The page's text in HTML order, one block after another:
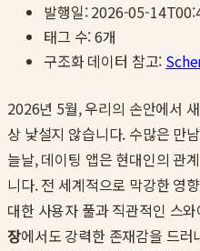
발행일:2026-05-
태그 수:6개
구조화 데이터 참고:
2026년 5월, 우리의 손안에서
상 낯설지 않습니다. 수많은 만
늘날, 데이팅 앱은 현대인의 관
니다. 전 세계적으로 막강한 영
대한 사용자 풀과 직관적인 스
장에서도 강력한 존재감을 드